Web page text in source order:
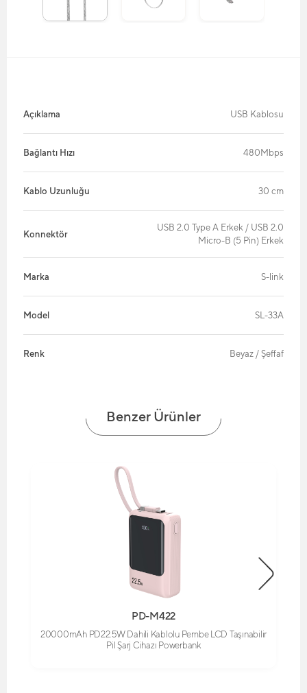
Açıklama USB Kablosu
Bağlantı Hızı 480Mbps
Kablo Uzunluğu 30 cm
Konnektör
USB 2.0 Type A Erkek / USB 2.0
Micro-B (5 Pin) Erkek
Marka S-link
Model SL-33A
Renk Beyaz / Şeffaf
Benzer Ürünler
PD-M422
20000mAh PD22.5W Dahili Kablolu Pembe LCD Taşınabilir
Pil Şarj Cihazı Powerbank